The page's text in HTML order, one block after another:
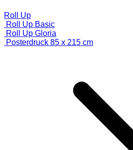
Roll Up
Roll Up Basic
Roll Up Gloria
Posterdruck 85 x 215 cm